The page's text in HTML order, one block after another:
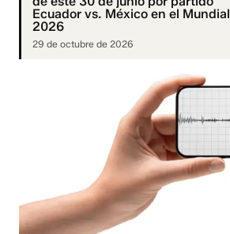
Ecuador vs. México en el Mundial
2026
29 de octubre de 2026